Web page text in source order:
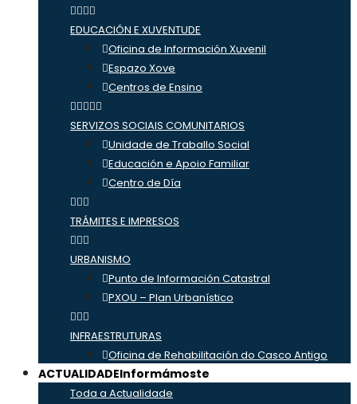
EDUCACIÓN E XUVENTUDE
Oficina de Información Xuvenil
Espazo Xove
Centros de Ensino
SERVIZOS SOCIAIS COMUNITARIOS
Unidade de Traballo Social
Educación e Apoio Familiar
Centro de Día
TRÁMITES E IMPRESOS
URBANISMO
Punto de Información Catastral
PXOU – Plan Urbanístico
INFRAESTRUTURAS
Oficina de Rehabilitación do Casco Antigo
ACTUALIDADEInformámoste
Toda a Actualidade